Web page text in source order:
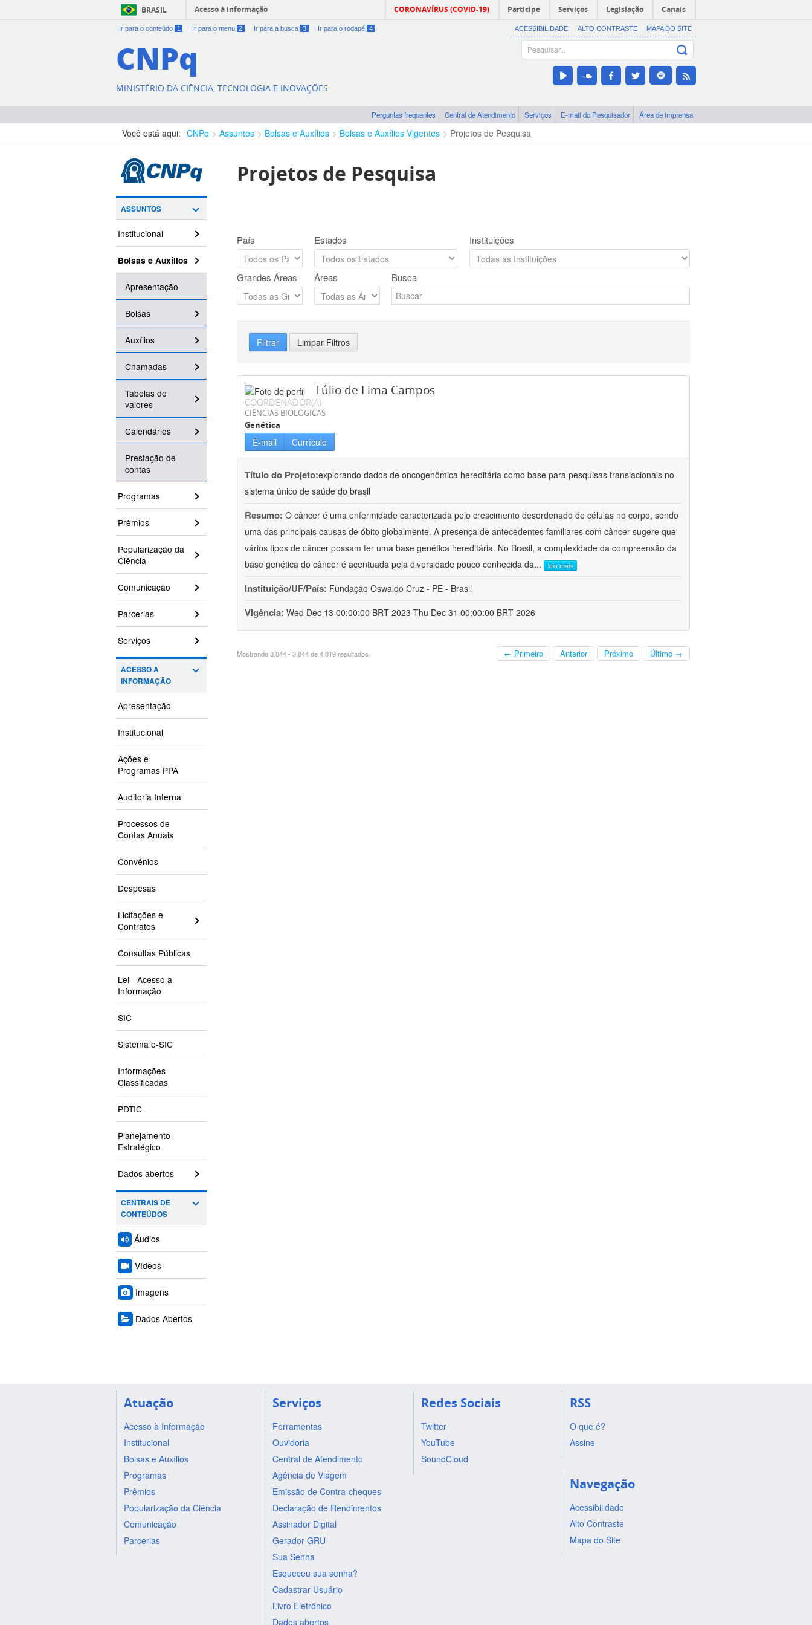
BRASIL Acesso à informação CORONAVÍRUS (COVID-19) Participe Serviços Legislação Canais
Ir para o conteúdo 1 Ir para o menu 2 Ir para a busca 3 Ir para o rodapé 4 ACESSIBILIDADE ALTO CONTRASTE MAPA DO SITE
CNPq
MINISTÉRIO DA CIÊNCIA, TECNOLOGIA E INOVAÇÕES
Perguntas frequentes Central de Atendimento Serviços E-mail do Pesquisador Área de imprensa
Você está aqui: CNPq Assuntos Bolsas e Auxílios Bolsas e Auxílios Vigentes Projetos de Pesquisa
ASSUNTOS
Institucional
Bolsas e Auxílios
Apresentação
Bolsas
Auxílios
Chamadas
Tabelas de
valores
Calendários
Prestação de
contas
Programas
Prêmios
Popularização da
Ciência
Comunicação
Parcerias
Serviços
ACESSO À
INFORMAÇÃO
Apresentação
Institucional
Ações e
Programas PPA
Auditoria Interna
Processos de
Contas Anuais
Convênios
Despesas
Licitações e
Contratos
Consultas Públicas
Lei - Acesso a
Informação
SIC
Sistema e-SIC
Informações
Classificadas
PDTIC
Planejamento
Estratégico
Dados abertos
CENTRAIS DE
CONTEÚDOS
Áudios
Vídeos
Imagens
Dados Abertos
Projetos de Pesquisa
País Estados Instituições
Grandes Áreas Áreas Busca
Filtrar Limpar Filtros
Túlio de Lima Campos
COORDENADOR(A)
CIÊNCIAS BIOLÓGICAS
Genética
E-mail Currículo
Título do Projeto:explorando dados de oncogenômica hereditária como base para pesquisas translacionais no
sistema único de saúde do brasil
Resumo: O câncer é uma enfermidade caracterizada pelo crescimento desordenado de células no corpo, sendo
uma das principais causas de óbito globalmente. A presença de antecedentes familiares com câncer sugere que
vários tipos de câncer possam ter uma base genética hereditária. No Brasil, a complexidade da compreensão da
base genética do câncer é acentuada pela diversidade pouco conhecida da... leia mais
Instituição/UF/País: Fundação Oswaldo Cruz - PE - Brasil
Vigência: Wed Dec 13 00:00:00 BRT 2023-Thu Dec 31 00:00:00 BRT 2026
Mostrando 3.844 - 3.844 de 4.019 resultados. ← Primeiro Anterior Próximo Último →
Atuação
Acesso à Informação
Institucional
Bolsas e Auxílios
Programas
Prêmios
Popularização da Ciência
Comunicação
Parcerias
Serviços
Ferramentas
Ouvidoria
Central de Atendimento
Agência de Viagem
Emissão de Contra-cheques
Declaração de Rendimentos
Assinador Digital
Gerador GRU
Sua Senha
Esqueceu sua senha?
Cadastrar Usuário
Livro Eletrônico
Dados abertos
Redes Sociais
Twitter
YouTube
SoundCloud
RSS
O que é?
Assine
Navegação
Acessibilidade
Alto Contraste
Mapa do Site